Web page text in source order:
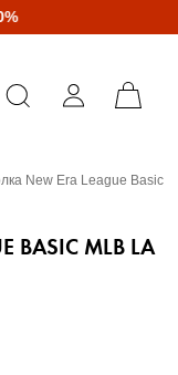
New Era League Basic
BASIC MLB LA